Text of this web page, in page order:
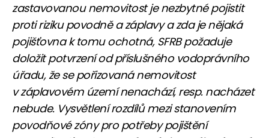
zastavovanou nemovitost je nezbytné pojistit
proti riziku povodně a záplavy a zda je nějaká
pojišťovna k tomu ochotná, SFRB požaduje
doložit potvrzení od příslušného vodoprávního
úřadu, že se pořizovaná nemovitost
v záplavovém území nenachází, resp. nacházet
nebude. Vysvětlení rozdílů mezi stanovením
povodňové zóny pro potřeby pojištění